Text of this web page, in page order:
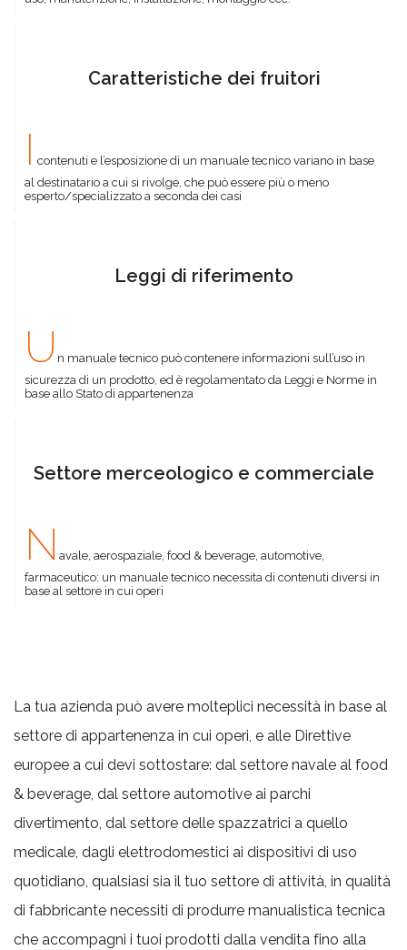
Caratteristiche dei fruitori
I contenuti e l’esposizione di un manuale tecnico variano in base
al destinatario a cui si rivolge, che può essere più o meno
esperto/specializzato a seconda dei casi
Leggi di riferimento
U n manuale tecnico può contenere informazioni sull’uso in
sicurezza di un prodotto, ed è regolamentato da Leggi e Norme in
base allo Stato di appartenenza
Settore merceologico e commerciale
N avale, aerospaziale, food & beverage, automotive,
farmaceutico: un manuale tecnico necessita di contenuti diversi in
base al settore in cui operi
La tua azienda può avere molteplici necessità in base al
settore di appartenenza in cui operi, e alle Direttive
europee a cui devi sottostare: dal settore navale al food
& beverage, dal settore automotive ai parchi
divertimento, dal settore delle spazzatrici a quello
medicale, dagli elettrodomestici ai dispositivi di uso
quotidiano, qualsiasi sia il tuo settore di attività, in qualità
di fabbricante necessiti di produrre manualistica tecnica
che accompagni i tuoi prodotti dalla vendita fino alla